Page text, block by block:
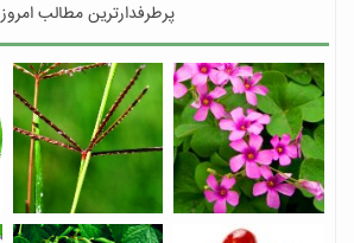
پرطرفدارترین مطالب امروز